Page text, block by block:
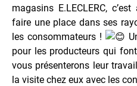
magasins E.LECLERC,
faire une place dans ses
les consommateurs !
pour les producteurs qui
vous présenterons leur
la visite chez eux avec les